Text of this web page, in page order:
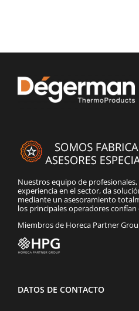
Nuestros equipo de
experiencia en el sector, da
mediante un asesoramiento
los principales operadores
Miembros de Horeca Partner
DATOS DE CONTACTO